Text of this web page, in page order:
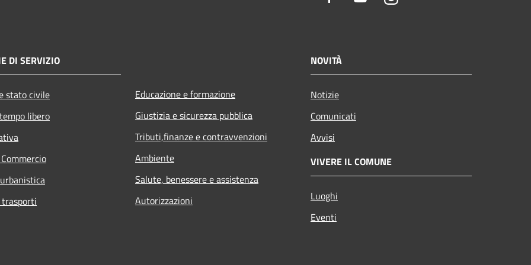
DI SERVIZIO
stato civile
libero
Educazione e formazione
Giustizia e sicurezza pubblica
Tributi,finanze e contravvenzioni
Ambiente
Salute, benessere e assistenza
Autorizzazioni
NOVITÀ
Notizie
Comunicati
Avvisi
VIVERE IL COMUNE
Luoghi
Eventi